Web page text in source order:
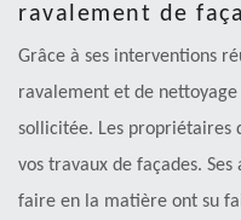
ravalement de
Grâce à ses interventions
ravalement et de
sollicitée. Les propriétaires
vos travaux de façades. Ses
faire en la matière ont su